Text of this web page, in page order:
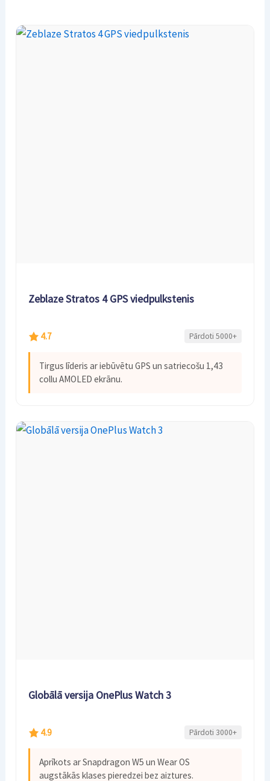
Zeblaze Stratos 4 GPS viedpulkstenis
4.7 Pārdoti 5000+
Tirgus līderis ar iebūvētu GPS un satriecošu 1,43
collu AMOLED ekrānu.
Globālā versija OnePlus Watch 3
4.9 Pārdoti 3000+
Aprīkots ar Snapdragon W5 un Wear OS
augstākās klases pieredzei bez aiztures.